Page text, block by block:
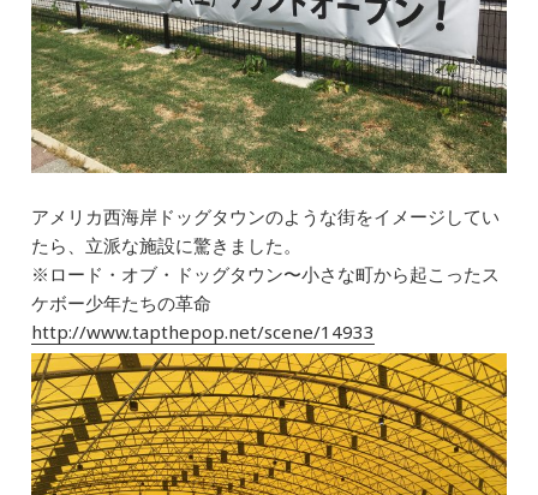
アメリカ西海岸ドッグタウンのような街をイメージしてい
たら、立派な施設に驚きました。
※ロード・オブ・ドッグタウン〜小さな町から起こったス
ケボー少年たちの革命
http://www.tapthepop.net/scene/14933